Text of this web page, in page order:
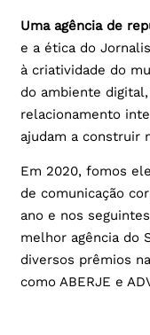
Uma agência de
e a ética do
à criatividade do
do ambiente
relacionamento
ajudam a construir
Em 2020, fomos
de comunicação
ano e nos
melhor agência do
diversos prêmios
como ABERJE e